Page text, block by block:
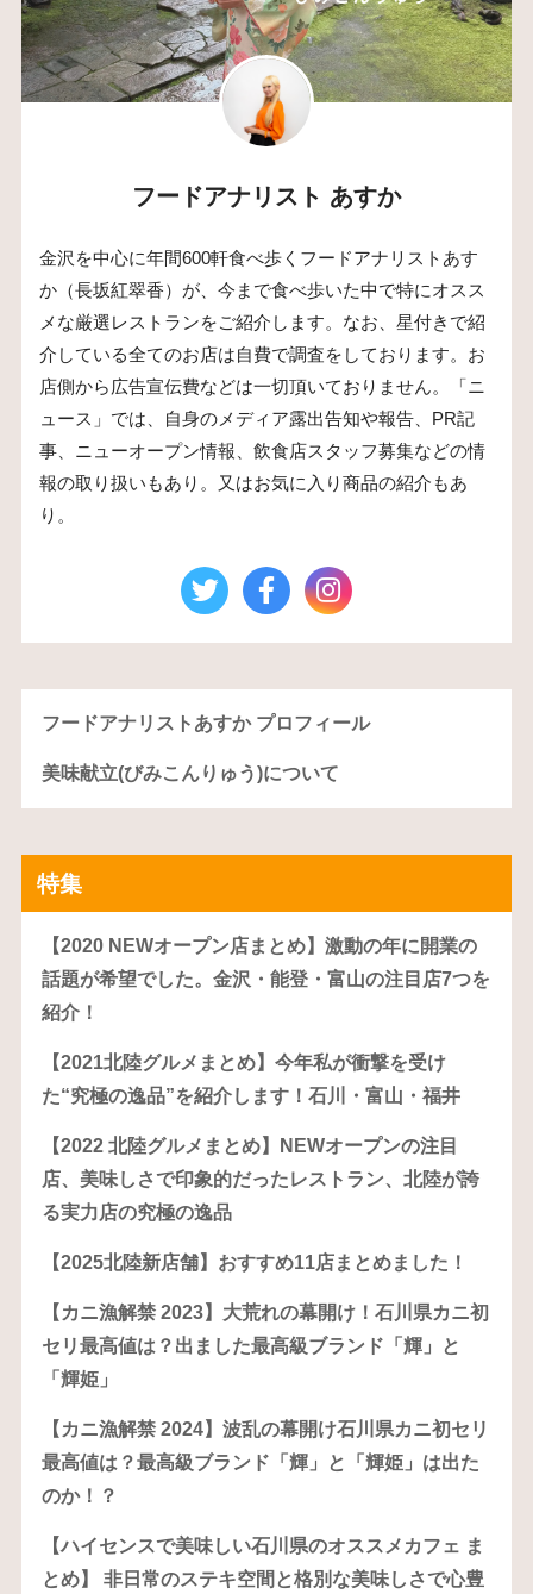
フードアナリスト あすか
金沢を中心に年間600軒食べ歩くフードアナリストあす
か（長坂紅翠香）が、今まで食べ歩いた中で特にオスス
メな厳選レストランをご紹介します。なお、星付きで紹
介している全てのお店は自費で調査をしております。お
店側から広告宣伝費などは一切頂いておりません。「ニ
ュース」では、自身のメディア露出告知や報告、PR記
事、ニューオープン情報、飲食店スタッフ募集などの情
報の取り扱いもあり。又はお気に入り商品の紹介もあ
り。
フードアナリストあすか プロフィール
美味献立(びみこんりゅう)について
特集
【2020 NEWオープン店まとめ】激動の年に開業の
話題が希望でした。金沢・能登・富山の注目店7つを
紹介！
【2021北陸グルメまとめ】今年私が衝撃を受け
た“究極の逸品”を紹介します！石川・富山・福井
【2022 北陸グルメまとめ】NEWオープンの注目
店、美味しさで印象的だったレストラン、北陸が誇
る実力店の究極の逸品
【2025北陸新店舗】おすすめ11店まとめました！
【カニ漁解禁 2023】大荒れの幕開け！石川県カニ初
セリ最高値は？出ました最高級ブランド「輝」と
「輝姫」
【カニ漁解禁 2024】波乱の幕開け石川県カニ初セリ
最高値は？最高級ブランド「輝」と「輝姫」は出た
のか！？
【ハイセンスで美味しい石川県のオススメカフェ ま
とめ】 非日常のステキ空間と格別な美味しさで心豊